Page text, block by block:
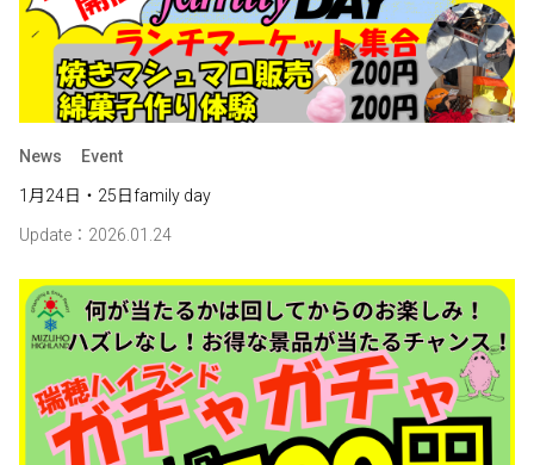
News Event
1月24日・25日family day
Update：2026.01.24